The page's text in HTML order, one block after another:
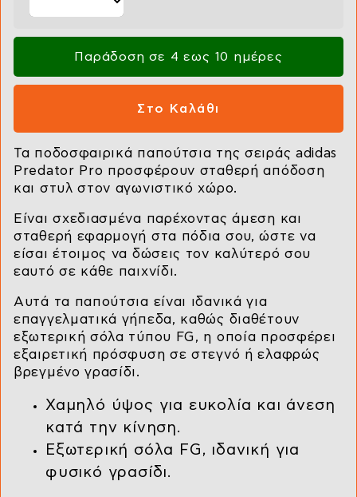
Παράδοση σε 4 εως 10 ημέρες
Τα ποδοσφαιρικά παπούτσια της σειράς adidas
Predator Pro προσφέρουν σταθερή απόδοση
και στυλ στον αγωνιστικό χώρο.
Είναι σχεδιασμένα παρέχοντας άμεση και
σταθερή εφαρμογή στα πόδια σου, ώστε να
είσαι έτοιμος να δώσεις τον καλύτερό σου
εαυτό σε κάθε παιχνίδι.
Αυτά τα παπούτσια είναι ιδανικά για
επαγγελματικά γήπεδα, καθώς διαθέτουν
εξωτερική σόλα τύπου FG, η οποία προσφέρει
εξαιρετική πρόσφυση σε στεγνό ή ελαφρώς
βρεγμένο γρασίδι.
Χαμηλό ύψος για ευκολία και άνεση
κατά την κίνηση.
Εξωτερική σόλα FG, ιδανική για
φυσικό γρασίδι.